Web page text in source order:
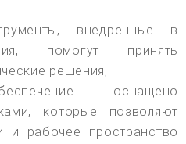
внедренные в
помогут принять
решения;
оснащено
которые позволяют
и рабочее пространство